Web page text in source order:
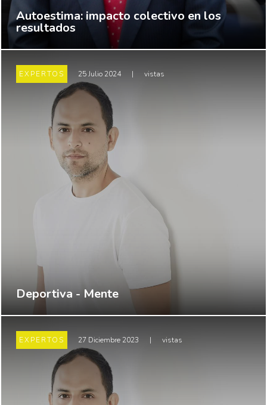
Autoestima: impacto colectivo en los
resultados
EXPERTOS 25 Julio 2024 | vistas
Deportiva - Mente
EXPERTOS 27 Diciembre 2023 | vistas